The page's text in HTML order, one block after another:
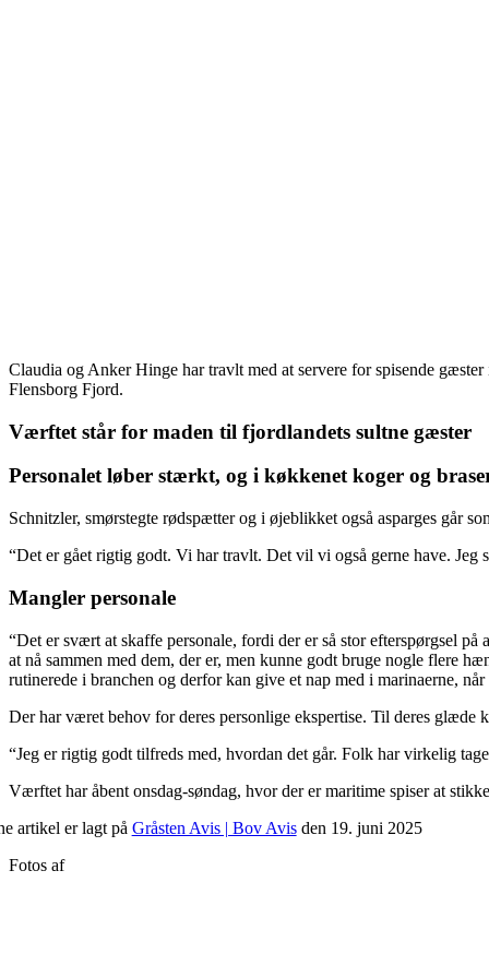
Claudia og Anker Hinge har travlt med at servere for spisende
Flensborg Fjord.
Værftet står for maden til fjordlandets sultne gæster
Personalet løber stærkt, og i køkkenet koger og
Schnitzler, smørstegte rødspætter og i øjeblikket også asparges går
“Det er gået rigtig godt. Vi har travlt. Det vil vi også gerne have.
Mangler personale
“Det er svært at skaffe personale, fordi der er så stor efterspørgsel
at nå sammen med dem, der er, men kunne godt bruge nogle flere
rutinerede i branchen og derfor kan give et nap med i marinaerne,
Der har været behov for deres personlige ekspertise. Til deres
“Jeg er rigtig godt tilfreds med, hvordan det går. Folk har virkelig
Værftet har åbent onsdag-søndag, hvor der er maritime spiser at
artikel er lagt på Gråsten Avis | Bov Avisden 19. juni 2025
Fotos af